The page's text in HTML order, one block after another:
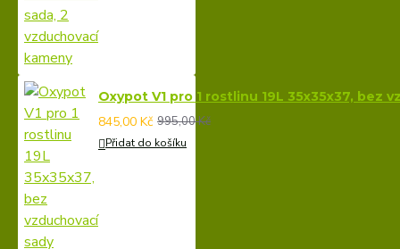
Oxypot V1 pro 1 rostlinu 19L 35x35x37, bez
845,00 Kč 995,00 Kč
Přidat do košíku